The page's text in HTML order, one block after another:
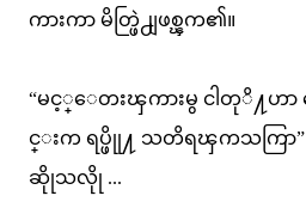
ကားကာ မိတ္ဖြဲ႕ျဖစ္ၾက၏။
“မင့္ေတးၾကားမွ ငါတုိ႔ဟာ
င္းက ရပ္ဖိုု႔ သတိရၾကသကြ
ဆိုုသလိုု ...